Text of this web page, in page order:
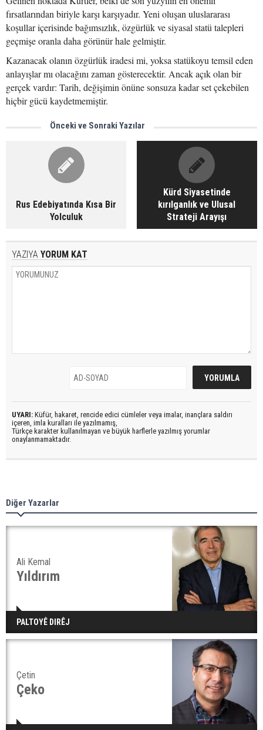
fırsatlarından biriyle karşı karşıyadır. Yeni oluşan uluslararası
koşullar içerisinde bağımsızlık, özgürlük ve siyasal statü talepleri
geçmişe oranla daha görünür hale gelmiştir.
Kazanacak olanın özgürlük iradesi mi, yoksa statükoyu temsil eden
anlayışlar mı olacağını zaman gösterecektir. Ancak açık olan bir
gerçek vardır: Tarih, değişimin önüne sonsuza kadar set çekebilen
hiçbir gücü kaydetmemiştir.
Önceki ve Sonraki Yazılar
Rus Edebiyatında Kısa Bir
Yolculuk
Kürd Siyasetinde
kırılganlık ve Ulusal
Strateji Arayışı
YAZIYA YORUM KAT
UYARI: Küfür, hakaret, rencide edici cümleler veya imalar, inançlara saldırı
içeren, imla kuralları ile yazılmamış,
Türkçe karakter kullanılmayan ve büyük harflerle yazılmış yorumlar
onaylanmamaktadır.
Diğer Yazarlar
Ali Kemal
Yıldırım
PALTOYÊ DIRÊJ
Çetin
Çeko